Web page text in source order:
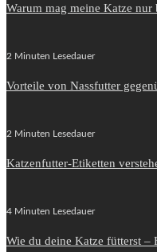
Warum mag meine Katze nur
2 Minuten Lesedauer
Vorteile von Nassfutter
2 Minuten Lesedauer
Katzenfutter-Etiketten
4 Minuten Lesedauer
Wie du deine Katze fütterst